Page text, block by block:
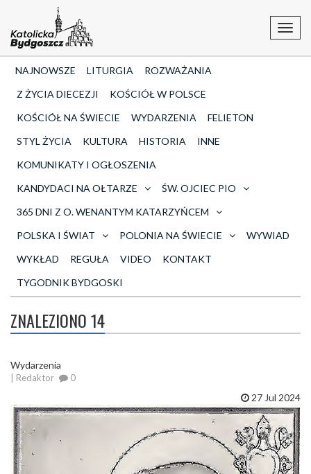
NAJNOWSZE LITURGIA
ROZWAŻANIA
Z ŻYCIA DIECEZJI
KOŚCIÓŁ W POLSCE
KOŚCIÓŁ NA ŚWIECIE
WYDARZENIA
FELIETON
STYL ŻYCIA
KULTURA HISTORIA
INNE
KOMUNIKATY I OGŁOSZENIA
KANDYDACI NA OŁTARZE
ŚW. OJCIEC PIO
365 DNI Z O. WENANTYM KATARZYŃCEM
POLSKA I ŚWIAT
POLONIA NA ŚWIECIE
WYWIAD
WYKŁAD
REGUŁA VIDEO
KONTAKT
TYGODNIK BYDGOSKI
ZNALEZIONO 14
Wydarzenia
| Redaktor 0
27 Jul 2024